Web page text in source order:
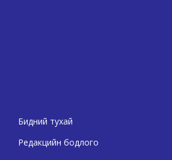
Бидний тухай
Редакцийн бодлого